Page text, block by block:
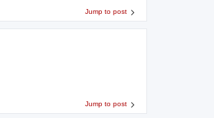
Jump to post
Jump to post